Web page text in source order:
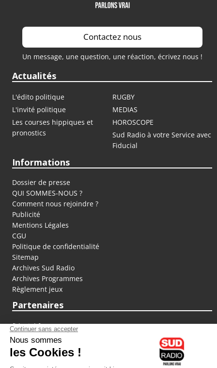
Contactez nous
Un message, une question, une réaction, écrivez nous !
Actualités
L'édito politique
RUGBY
L'invité politique
MEDIAS
Les courses hippiques et
pronostics
HOROSCOPE
Sud Radio à votre Service avec
Fiducial
Informations
Dossier de presse
QUI SOMMES-NOUS ?
Comment nous rejoindre ?
Publicité
Mentions Légales
CGU
Politique de confidentialité
Sitemap
Archives Sud Radio
Archives Programmes
Règlement jeux
Partenaires
fiducial.fr
lyoncapitale.fr
olympique-et-lyonnais.com